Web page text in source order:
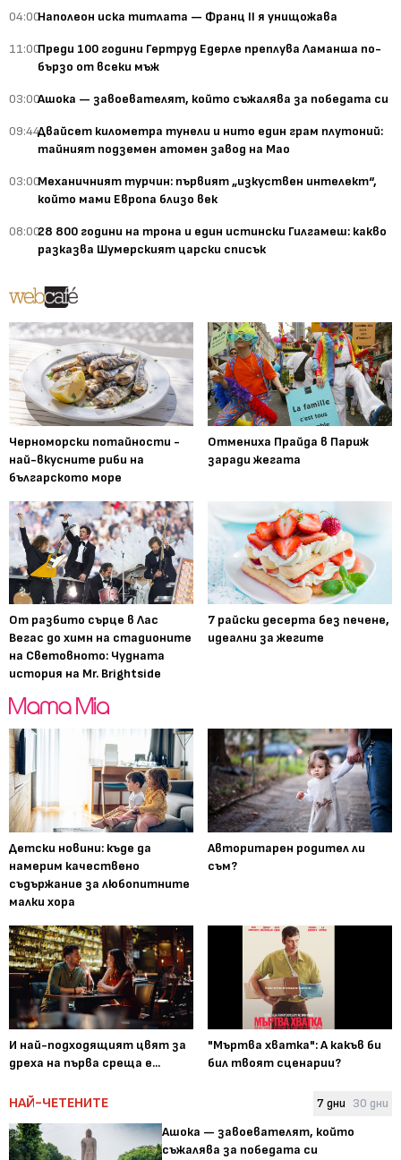
04:00Наполеон иска титлата — Франц II я унищожава
11:00Преди 100 години Гертруд Едерле преплува Ламанша по-
бързо от всеки мъж
03:00Ашока — завоевателят, който съжалява за победата си
09:44Двайсет километра тунели и нито един грам плутоний:
тайният подземен атомен завод на Мао
03:00Механичният турчин: първият „изкуствен интелект“,
който мами Европа близо век
08:0028 800 години на трона и един истински Гилгамеш: какво
разказва Шумерският царски списък
Черноморски потайности -
най-вкусните риби на
българското море
Отмениха Прайда в Париж
заради жегата
От разбито сърце в Лас
Вегас до химн на стадионите
на Световното: Чудната
история на Mr. Brightside
7 райски десерта без печене,
идеални за жегите
Детски новини: къде да
намерим качествено
съдържание за любопитните
малки хора
Авторитарен родител ли
съм?
И най-подходящият цвят за
дреха на първа среща е...
"Мъртва хватка": А какъв би
бил твоят сценарии?
НАЙ-ЧЕТЕНИТЕ 7 дни 30 дни
Ашока — завоевателят, който
съжалява за победата си